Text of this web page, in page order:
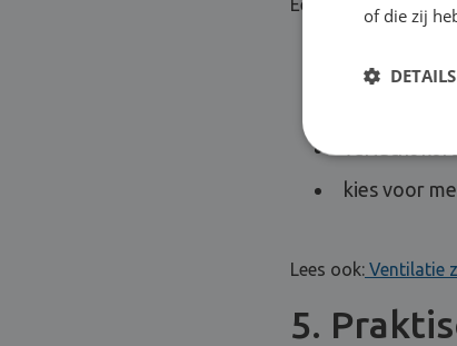
voer vocht
zorg voor
kies voor
Lees ook: Ventilatie
5.
of die zij